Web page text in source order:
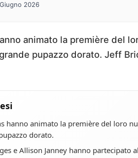
2026
animato la première del
pupazzo dorato. Jeff
hanno animato la première del loro
dorato.
e Allison Janney hanno partecipato